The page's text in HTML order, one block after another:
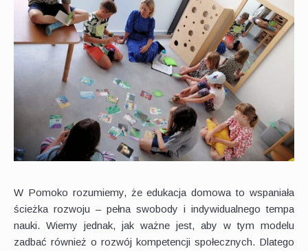
W Pomoko rozumiemy, że edukacja domowa to wspaniała
ścieżka rozwoju – pełna swobody i indywidualnego tempa
nauki. Wiemy jednak, jak ważne jest, aby w tym modelu
zadbać również o rozwój kompetencji społecznych. Dlatego